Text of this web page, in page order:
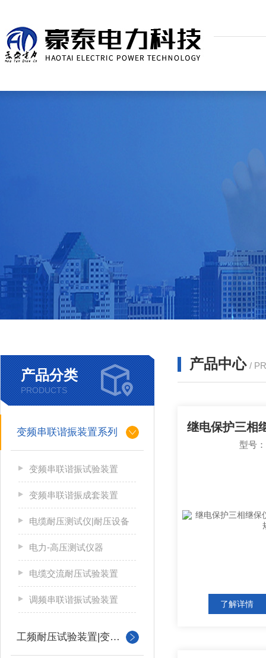
产品分类
PRODUCTS
变频串联谐振装置系列
变频串联谐振试验装置
变频串联谐振成套装置
电缆耐压测试仪|耐压设备
电力-高压测试仪器
电缆交流耐压试验装置
调频串联谐振试验装置
工频耐压试验装置|变压器
产品中心 /
型号
了解详情